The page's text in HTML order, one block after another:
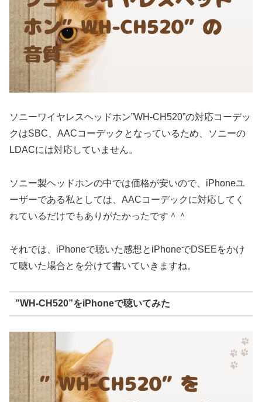
ソニーワイヤレスヘッドホン”WH-CH520”の対応コーデッ
クはSBC、AACコーデックとなっているため、ソニーの
LDACには対応していません。
ソニー製ヘッドホンの中では価格が安いので、iPhoneユ
ーザーである私としては、AACコーデックに対応してく
れているだけでもありがたかったです＾＾
それでは、iPhoneで聴いた感想とiPhoneでDSEEをかけ
て聴いた場合とを分けて書いていきますね。
”WH-CH520”をiPhoneで聴いてみた